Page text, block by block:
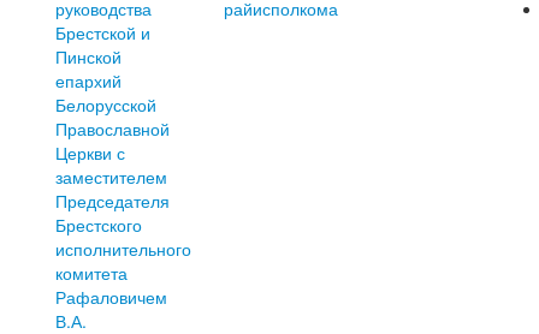
руководства
Брестской и
Пинской
епархий
Белорусской
Православной
Церкви с
заместителем
Председателя
Брестского
исполнительного
комитета
Рафаловичем
В.А.
райисполкома